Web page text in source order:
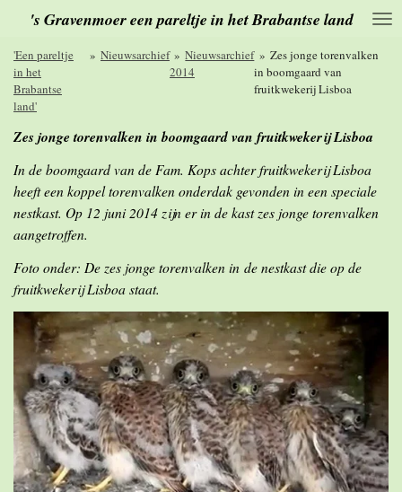
naar
de
hoofdinhoud
's Gravenmoer een pareltje in het Brabantse land
'Een pareltje
in het
Brabantse
land'
» Nieuwsarchief » Nieuwsarchief
2014
» Zes jonge torenvalken
in boomgaard van
fruitkwekerij Lisboa
Zes jonge torenvalken in boomgaard van fruitkwekerij Lisboa
In de boomgaard van de Fam. Kops achter fruitkwekerij Lisboa
heeft een koppel torenvalken onderdak gevonden in een speciale
nestkast. Op 12 juni 2014 zijn er in de kast zes jonge torenvalken
aangetroffen.
Foto onder: De zes jonge torenvalken in de nestkast die op de
fruitkwekerij Lisboa staat.